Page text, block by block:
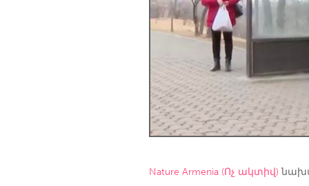
Amherstburg
Kingston
Ottawa
Kuala Lumpur
NETHERLANDS
Nature Armenia (Ոչ ակտիվ)